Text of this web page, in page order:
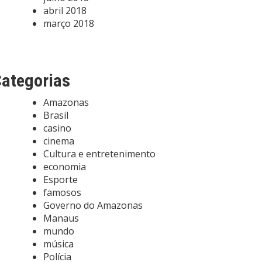
abril 2018
março 2018
Amazonas
Brasil
casino
cinema
Cultura e entretenimento
economia
Esporte
famosos
Governo do Amazonas
Manaus
mundo
música
Polícia